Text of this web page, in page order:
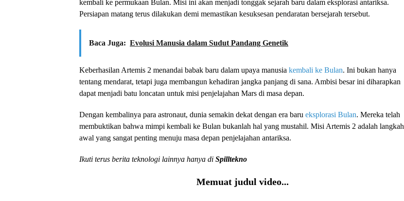
kembali ke permukaan Bulan. Misi ini akan menjadi tonggak sejarah baru dalam eksplorasi antariksa.
Persiapan matang terus dilakukan demi memastikan kesuksesan pendaratan bersejarah tersebut.
Baca Juga: Evolusi Manusia dalam Sudut Pandang Genetik
Keberhasilan Artemis 2 menandai babak baru dalam upaya manusia kembali ke Bulan. Ini bukan hanya
tentang mendarat, tetapi juga membangun kehadiran jangka panjang di sana. Ambisi besar ini diharapkan
dapat menjadi batu loncatan untuk misi penjelajahan Mars di masa depan.
Dengan kembalinya para astronaut, dunia semakin dekat dengan era baru eksplorasi Bulan. Mereka telah
membuktikan bahwa mimpi kembali ke Bulan bukanlah hal yang mustahil. Misi Artemis 2 adalah langkah
awal yang sangat penting menuju masa depan penjelajahan antariksa.
Ikuti terus berita teknologi lainnya hanya di Spilltekno
Memuat judul video...